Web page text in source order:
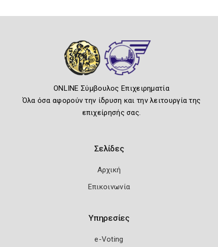
ONLINE Σύμβουλος Επιχειρηματία
Όλα όσα αφορούν την ίδρυση και την λειτουργία της
επιχείρησής σας.
Σελίδες
Αρχική
Επικοινωνία
Υπηρεσίες
e-Voting